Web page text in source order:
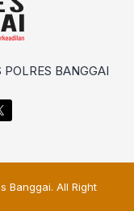
BANGGAI
Banggai. All Right